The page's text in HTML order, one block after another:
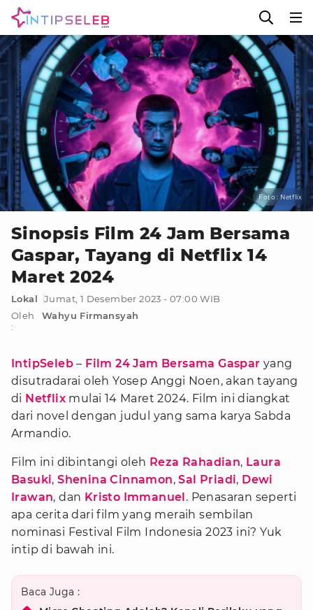
Foto : Netflix
Sinopsis Film 24 Jam Bersama
Gaspar, Tayang di Netflix 14
Maret 2024
Lokal
Jumat, 1 Desember 2023 - 07:00 WIB
Oleh
:
Wahyu Firmansyah
IntipSeleb – Film 24 Jam Bersama Gaspar yang
disutradarai oleh Yosep Anggi Noen, akan tayang
di Netflix mulai 14 Maret 2024. Film ini diangkat
dari novel dengan judul yang sama karya Sabda
Armandio.
Film ini dibintangi oleh Reza Rahadian, Laura
Basuki,Shenina Cinnamon,Sal Priadi, Dewi
Irawan, dan Kristo Immanuel. Penasaran seperti
apa cerita dari film yang meraih sembilan
nominasi Festival Film Indonesia 2023 ini? Yuk
intip di bawah ini.
Baca Juga :